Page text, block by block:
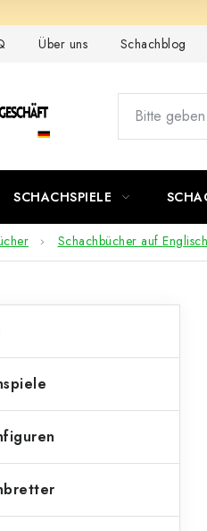
Über uns Schachblog
SCHACHSPIELE
Schachbücher auf Englisch